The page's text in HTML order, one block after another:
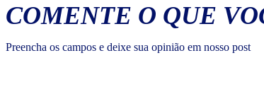
COMENTE O QUE
Preencha os campos e deixe sua opinião em nosso post